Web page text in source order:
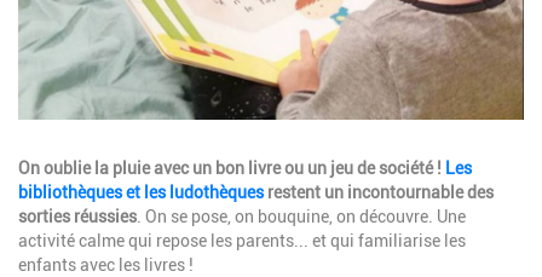
Description
On oublie la pluie avec un bon livre ou un jeu de société ! Les
bibliothèques et les ludothèquesrestent un incontournable des
sorties réussies . On se pose, on bouquine, on découvre. Une
activité calme qui repose les parents... et qui familiarise les
enfants avec les livres !